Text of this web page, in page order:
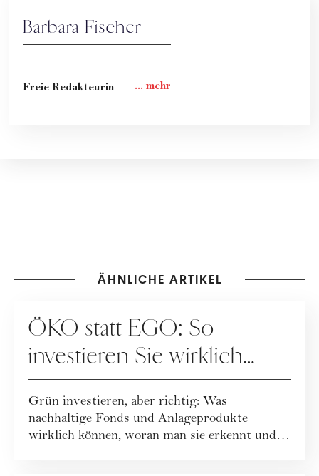
Barbara Fischer
Freie Redakteurin
ÄHNLICHE ARTIKEL
ÖKO statt EGO: So
investieren Sie wirklich
nachhaltig
Grün investieren, aber richtig: Was
nachhaltige Fonds und Anlageprodukte
wirklich können, woran man sie erkennt und